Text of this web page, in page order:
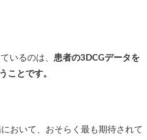
いるのは、 患者の3DCGデータを
ことです。
おいて、おそらく最も期待されて